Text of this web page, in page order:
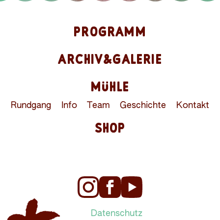
PROGRAMM
ARCHIV&GALERIE
MÜHLE
Rundgang Info Team Geschichte Kontakt
SHOP
Datenschutz